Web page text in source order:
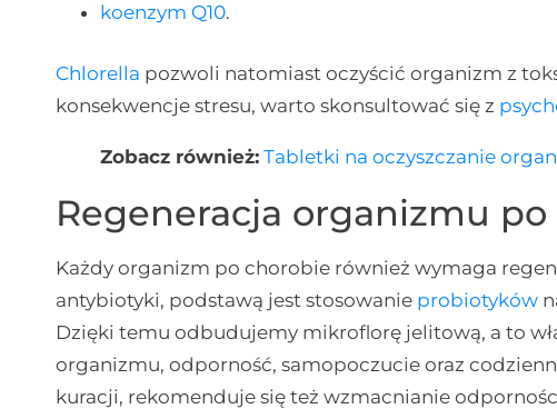
koenzym Q10.
Chlorella pozwoli natomiast oczyścić organizm z
konsekwencje stresu, warto skonsultować się z
Zobacz również: Tabletki na oczyszczanie
Regeneracja organizmu
Każdy organizm po chorobie również wymaga
antybiotyki, podstawą jest stosowanie probiotyków
Dzięki temu odbudujemy mikroflorę jelitową, a to
organizmu, odporność, samopoczucie oraz
kuracji, rekomenduje się też wzmacnianie